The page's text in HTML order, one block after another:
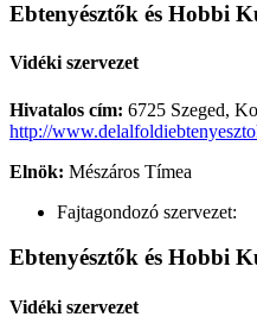
Ebtenyésztők és Hobbi
Vidéki szervezet
Hivatalos cím: 6725 Szeged,
http://
Elnök: Mészáros Tímea
Fajtagondozó szervezet:
Ebtenyésztők és Hobbi
Vidéki szervezet